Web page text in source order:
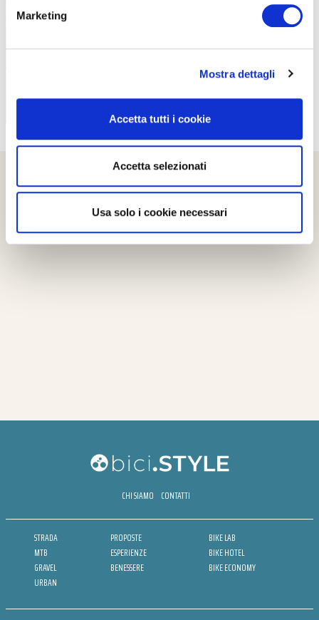
Marketing
Mostra dettagli
Accetta tutti i cookie
Accetta selezionati
Usa solo i cookie necessari
CHI SIAMO CONTATTI
STRADA
MTB
GRAVEL
URBAN
PROPOSTE
ESPERIENZE
BENESSERE
BIKE LAB
BIKE HOTEL
BIKE ECONOMY